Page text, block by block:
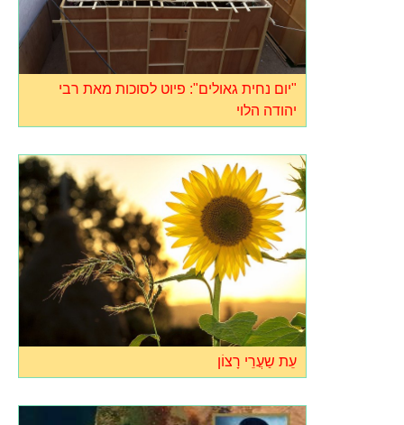
"יום נחית גאולים": פיוט לסוכות מאת רבי
יהודה הלוי
עֵת ש‏ַעֲרֵי רָצוֹן